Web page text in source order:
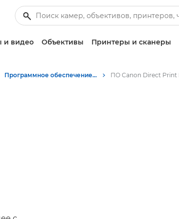
и видео Объективы Принтеры и сканеры
Программное обеспечение для бизнеса